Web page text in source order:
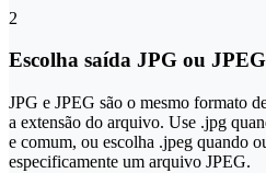
2
Escolha saída JPG ou JPEG
JPG e JPEG são o mesmo formato
a extensão do arquivo. Use .jpg
e comum, ou escolha .jpeg quando
especificamente um arquivo JPEG.